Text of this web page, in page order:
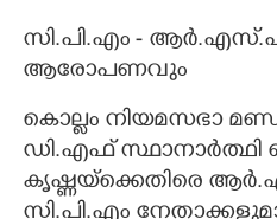
സി.പി.എം -
ആരോപണവും
കൊല്ലം നിയമസഭാ
ഡി.എഫ് സ്ഥാനാർത്ഥി
കൃഷ്ണയ്ക്കെതിരെ